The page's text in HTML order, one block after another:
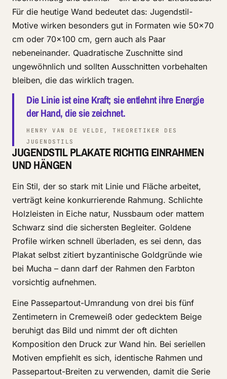
Für die heutige Wand bedeutet das: Jugendstil-
Motive wirken besonders gut in Formaten wie 50×70
cm oder 70×100 cm, gern auch als Paar
nebeneinander. Quadratische Zuschnitte sind
ungewöhnlich und sollten Ausschnitten vorbehalten
bleiben, die das wirklich tragen.
Die Linie ist eine Kraft; sie entlehnt ihre Energie
der Hand, die sie zeichnet.
HENRY VAN DE VELDE, THEORETIKER DES
JUGENDSTILS
JUGENDSTIL PLAKATE RICHTIG EINRAHMEN
UND HÄNGEN
Ein Stil, der so stark mit Linie und Fläche arbeitet,
verträgt keine konkurrierende Rahmung. Schlichte
Holzleisten in Eiche natur, Nussbaum oder mattem
Schwarz sind die sichersten Begleiter. Goldene
Profile wirken schnell überladen, es sei denn, das
Plakat selbst zitiert byzantinische Goldgründe wie
bei Mucha – dann darf der Rahmen den Farbton
vorsichtig aufnehmen.
Eine Passepartout-Umrandung von drei bis fünf
Zentimetern in Cremeweiß oder gedecktem Beige
beruhigt das Bild und nimmt der oft dichten
Komposition den Druck zur Wand hin. Bei seriellen
Motiven empfiehlt es sich, identische Rahmen und
Passepartout-Breiten zu verwenden, damit die Serie